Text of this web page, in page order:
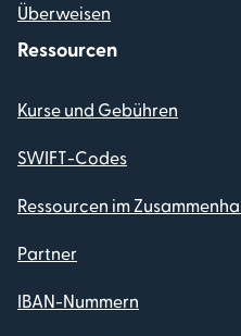
Überweisen
Ressourcen
Kurse und Gebühren
SWIFT-Codes
Ressourcen im
Partner
IBAN-Nummern